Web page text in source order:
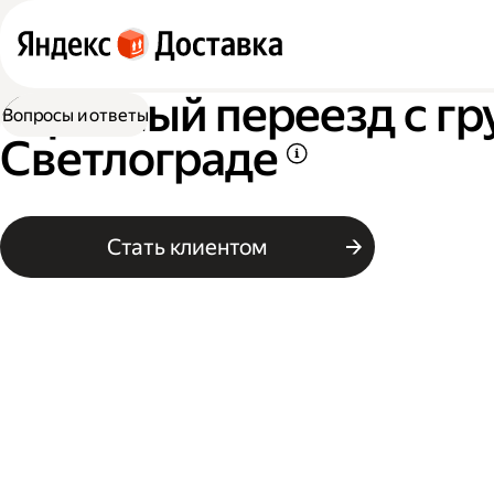
Офисный переезд с
Светлограде
Стать клиентом
Вопросы и ответы